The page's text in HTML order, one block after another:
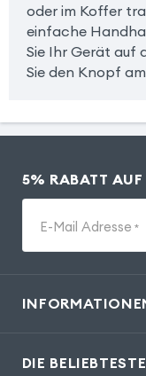
oder im Koffer
einfache
Sie Ihr Gerät auf
Sie den Knopf
5% RABATT AUF
E-Mail Adresse *
DIE